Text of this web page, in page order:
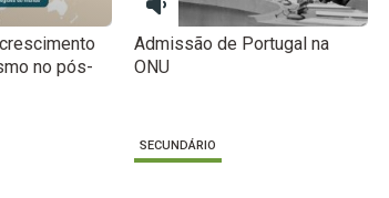
no pós-
Admissão de Portugal na
ONU
SECUNDÁRIO